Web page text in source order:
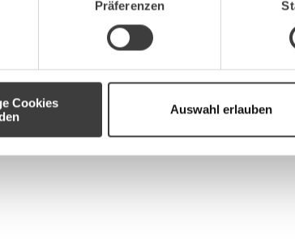
Präferenzen
Cookies
Auswahl erlauben
Mitglieder „Die „Reifenwechsel- Saison“
in die Felgen gefahren. Sichere Dir das
nutze unser „BD-SALES Felge“